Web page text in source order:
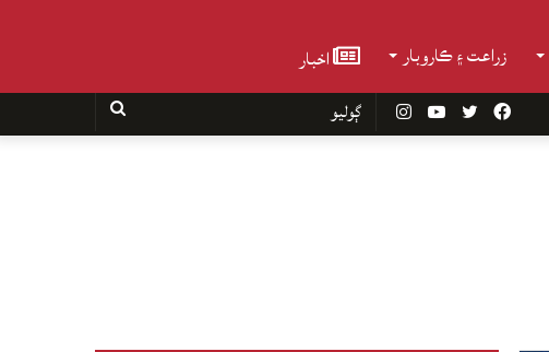
زراعت ۽ ڪاروبار اخبار
InstagramYouTube Twitter
Facebook